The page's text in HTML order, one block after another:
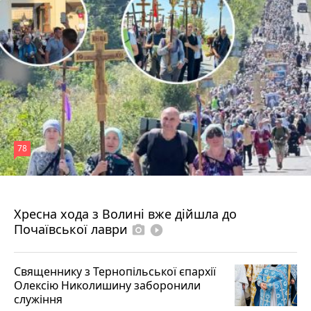
Хресна хода з Волині вже дійшла до
Почаївської лаври photo_camera play_circle_filled
78
Священнику з Тернопільської єпархії
Олексію Николишину заборонили
служіння